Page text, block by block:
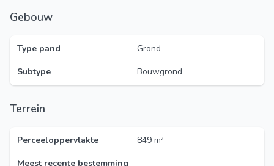
Gebouw
Type pand
Grond
Subtype
Bouwgrond
Terrein
Perceeloppervlakte
849 m²
Meest recente bestemming